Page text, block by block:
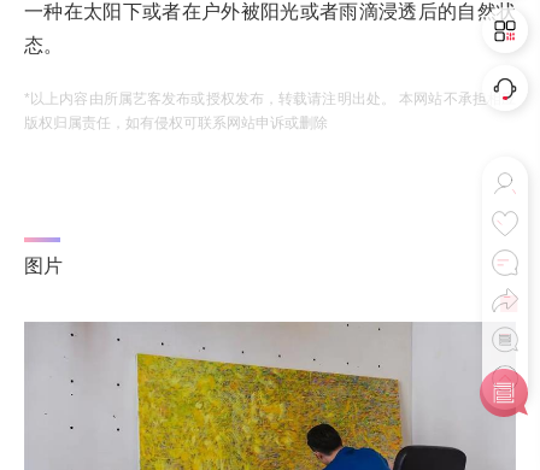
一种在太阳下或者在户外被阳光或者雨滴浸透后的自然状
态。
*以上内容由所属艺客发布或授权发布，转载请注明出处。 本网站不承担相应
版权归属责任，如有侵权可联系网站申诉或删除
图片